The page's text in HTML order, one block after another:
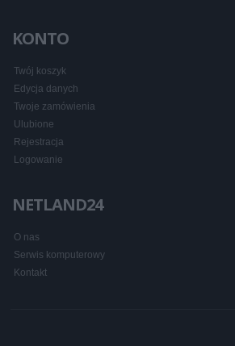
KONTO
Twój koszyk
Edycja danych
Twoje zamówienia
Ulubione
Rejestracja
Logowanie
NETLAND24
O nas
Serwis komputerowy
Kontakt